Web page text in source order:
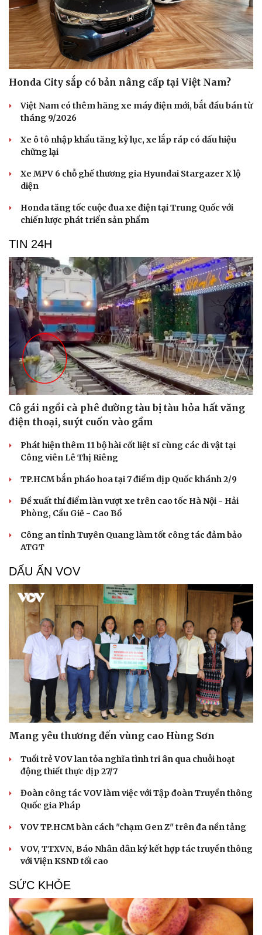
Du lịch
Tư vấn
Săn Tour
check-in
Podcast
Câu chuyện thời sự
Đọc truyện đêm khuya
Cửa sổ tình yêu
Kể chuyện cho bé
Cải chính
Honda City sắp có bản nâng cấp tại Việt Nam?
Việt Nam có thêm hãng xe máy điện mới, bắt đầu bán từ
tháng 9/2026
Xe ô tô nhập khẩu tăng kỷ lục, xe lắp ráp có dấu hiệu
chững lại
Xe MPV 6 chỗ ghế thương gia Hyundai Stargazer X lộ
diện
Honda tăng tốc cuộc đua xe điện tại Trung Quốc với
chiến lược phát triển sản phẩm
TIN 24H
Cô gái ngồi cà phê đường tàu bị tàu hỏa hất văng
điện thoại, suýt cuốn vào gầm
Phát hiện thêm 11 bộ hài cốt liệt sĩ cùng các di vật tại
Công viên Lê Thị Riêng
TP.HCM bắn pháo hoa tại 7 điểm dịp Quốc khánh 2/9
Đề xuất thí điểm làn vượt xe trên cao tốc Hà Nội - Hải
Phòng, Cầu Giẽ - Cao Bồ
Công an tỉnh Tuyên Quang làm tốt công tác đảm bảo
ATGT
DẤU ẤN VOV
Mang yêu thương đến vùng cao Hùng Sơn
Tuổi trẻ VOV lan tỏa nghĩa tình tri ân qua chuỗi hoạt
động thiết thực dịp 27/7
Đoàn công tác VOV làm việc với Tập đoàn Truyền thông
Quốc gia Pháp
VOV TP.HCM bàn cách "chạm Gen Z" trên đa nền tảng
VOV, TTXVN, Báo Nhân dân ký kết hợp tác truyền thông
với Viện KSND tối cao
SỨC KHỎE